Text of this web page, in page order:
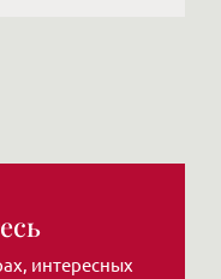
интересных